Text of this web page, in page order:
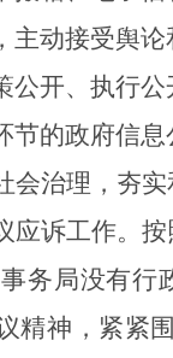
主动接受舆
公开、执行
节的政府信
会治理，夯
应诉工作。
务局没有
精神，紧紧